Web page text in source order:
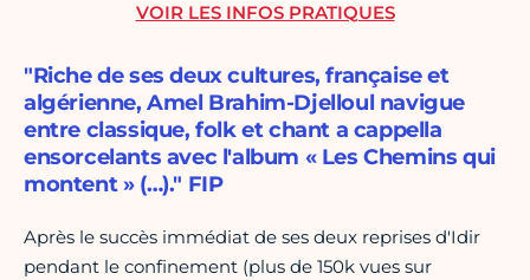
"Riche de ses deux cultures, française et
algérienne, Amel Brahim-Djelloul navigue
entre classique, folk et chant a cappella
ensorcelants avec l'album « Les Chemins qui
montent » (…)." FIP
Après le succès immédiat de ses deux reprises d'Idir
pendant le confinement (plus de 150k vues sur
VOIR LES INFOS PRATIQUES